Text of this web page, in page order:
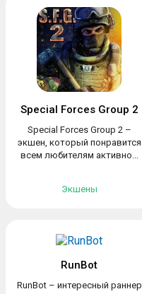
Special Forces Group 2
Special Forces Group 2 –
экшен, который понравится
всем любителям активно...
Экшены
RunBot
RunBot – интересный раннер